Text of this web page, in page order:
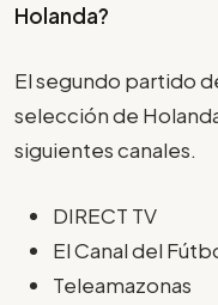
Holanda?
El segundo partido
selección de
siguientes canales.
DIRECT TV
El Canal del
Teleamazonas